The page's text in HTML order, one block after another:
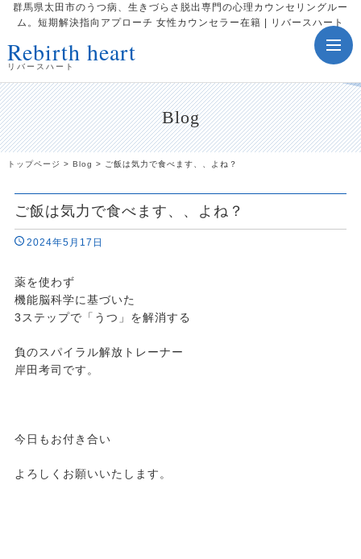
群馬県太田市のうつ病、生きづらさ脱出専門の心理カウンセリングルー
ム。短期解決指向アプローチ 女性カウンセラー在籍 | リバースハート
Rebirth heart
リバースハート
Blog
トップページ > Blog > ご飯は気力で食べます、、よね？
ご飯は気力で食べます、、よね？
2024年5月17日
薬を使わず
機能脳科学に基づいた
3ステップで「うつ」を解消する
負のスパイラル解放トレーナー
岸田考司です。
今日もお付き合い
よろしくお願いいたします。
toggle